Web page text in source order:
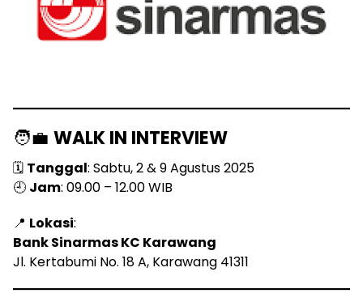
🧑‍💼 WALK IN INTERVIEW
🗓 Tanggal: Sabtu, 2 & 9 Agustus 2025
🕘 Jam: 09.00 – 12.00 WIB
📍 Lokasi:
Bank Sinarmas KC Karawang
Jl. Kertabumi No. 18 A, Karawang 41311